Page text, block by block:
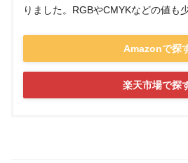
りました。RGBやCMYKなどの値も
Amazonで探
楽天市場で探